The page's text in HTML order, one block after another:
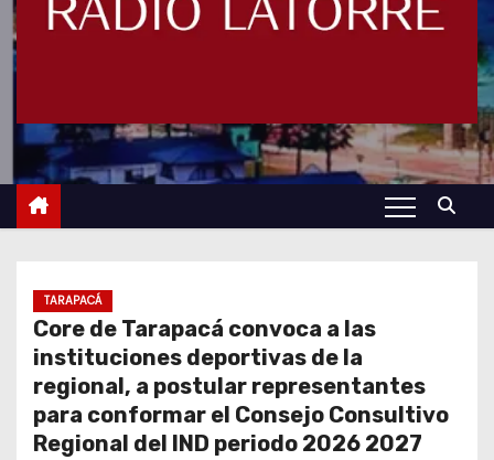
TARAPACÁ
Core de Tarapacá convoca a las
instituciones deportivas de la
regional, a postular representantes
para conformar el Consejo Consultivo
Regional del IND periodo 2026 2027